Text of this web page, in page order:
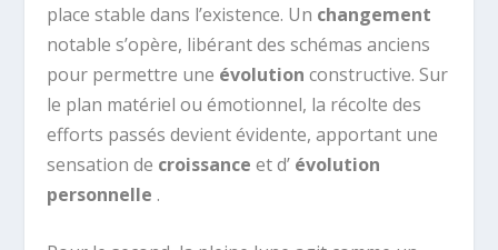
place stable dans l’existence. Un changement
notable s’opère, libérant des schémas anciens
pour permettre une évolutionconstructive. Sur
le plan matériel ou émotionnel, la récolte des
efforts passés devient évidente, apportant une
sensation de croissanceet d’ évolution
personnelle .